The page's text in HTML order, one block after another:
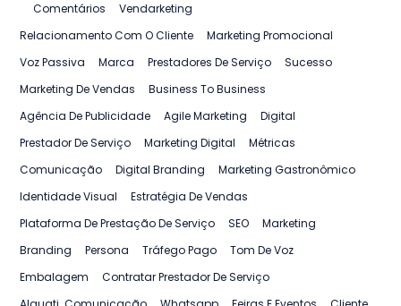
Comentários
Vendarketing
Relacionamento Com O Cliente
Marketing Promocional
Voz Passiva
Marca Prestadores De Serviço
Sucesso
Marketing De Vendas
Business To Business
Agência De Publicidade
Agile Marketing
Digital
Prestador De Serviço
Marketing Digital
Métricas
Comunicação
Digital Branding
Marketing Gastronômico
Identidade Visual
Estratégia De Vendas
Plataforma De Prestação De Serviço
SEO
Marketing
Branding
Persona Tráfego Pago
Tom De Voz
Embalagem
Contratar Prestador De Serviço